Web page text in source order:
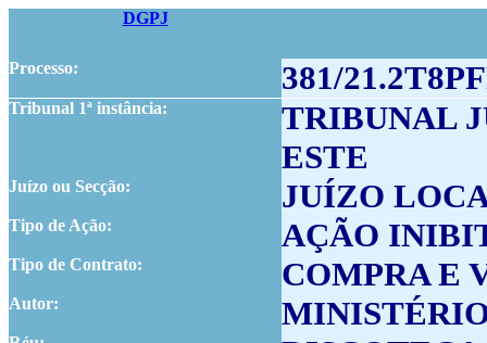
DGPJ
Processo: 381/
Tribunal 1ª instância:
TRIBUNAL
ESTE
Juízo ou Secção: JUÍZO
Tipo de Ação: AÇÃO
Tipo de Contrato: COMPRA E
Autor: